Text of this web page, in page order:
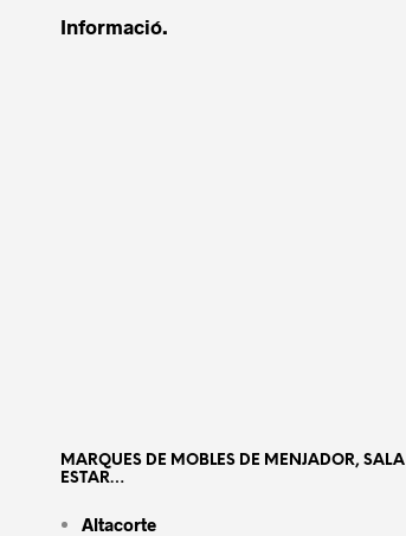
Informació.
MARQUES DE MOBLES DE MENJADOR, SALA
ESTAR…
Altacorte